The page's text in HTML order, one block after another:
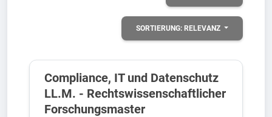
SORTIERUNG: RELEVANZ
Compliance, IT und Datenschutz
LL.M. - Rechtswissenschaftlicher
Forschungsmaster